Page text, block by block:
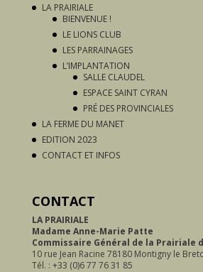
LA PRAIRIALE
BIENVENUE !
LE LIONS CLUB
LES PARRAINAGES
L’IMPLANTATION
SALLE CLAUDEL
ESPACE SAINT CYRAN
PRÉ DES PROVINCIALES
LA FERME DU MANET
EDITION 2023
CONTACT ET INFOS
CONTACT
LA PRAIRIALE
Madame Anne-Marie Patte
Commissaire Général de la Prairiale
10 rue Jean Racine 78180 Montigny le
Tél. : +33 (0)6 77 76 31 85